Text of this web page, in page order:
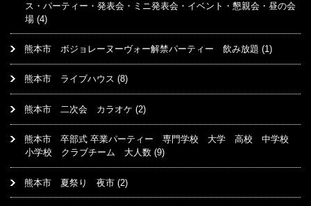
ス・パーティー・発表会・ミニ発表会・イベント・懇親会・昼の会
場 (4)
熊本市 ボジョレーヌーヴォー解禁パーティー 飲み放題 (1)
熊本市 ライブハウス (8)
熊本市 二次会 カラオケ (2)
熊本市 卒部式 卒業パーティー 専門学校 大学 高校 中学校
小学校 クラブチーム 大人数 (9)
熊本市 夏祭り 夜市 (2)